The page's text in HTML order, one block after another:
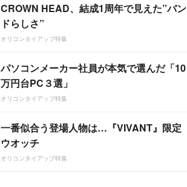
CROWN HEAD、結成1周年で見えた”バン
ドらしさ”
オリコンタイアップ特集
パソコンメーカー社員が本気で選んだ「10
万円台PC３選」
オリコンタイアップ特集
一番似合う登場人物は…『VIVANT』限定
ウオッチ
オリコンタイアップ特集